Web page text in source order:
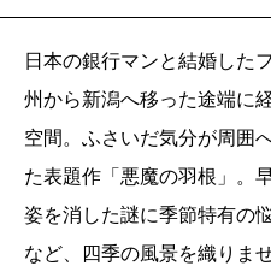
日本の銀行マンと結婚した
州から新潟へ移った途端に
空間。ふさいだ気分が周囲
た表題作「悪魔の羽根」。
姿を消した謎に季節特有の
など、四季の風景を織りま